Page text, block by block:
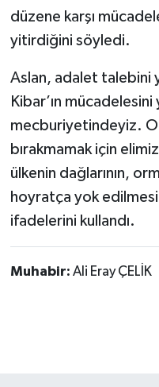
düzene karşı
yitirdiğini söyledi.
Aslan, adalet talebini
Kibar’ın
mecburiyetindeyiz.
bırakmamak için
ülkenin dağlarının,
hoyratça yok
ifadelerini kullandı.
Muhabir: Ali Eray ÇELİK